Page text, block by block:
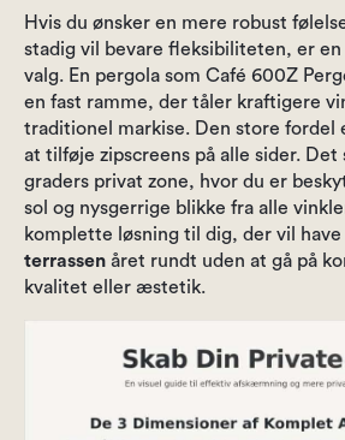
Hvis du ønsker en mere robust
stadig vil bevare fleksibiliteten, er en
valg. En pergola som Café 600Z
en fast ramme, der tåler kraftigere
traditionel markise. Den store fordel
at tilføje zipscreens på alle sider. Det
graders privat zone, hvor du er
sol og nysgerrige blikke fra alle
komplette løsning til dig, der vil have
terrassen året rundt uden at gå på
kvalitet eller æstetik.